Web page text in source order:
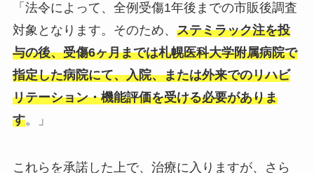
「法令によって、全例受傷1年後までの市販後調査
対象となります。そのため、 ステミラック注を投
与の後、受傷6ヶ月までは札幌医科大学附属病院で
指定した病院にて、入院、または外来でのリハビ
リテーション・機能評価を受ける必要がありま
す。」
これらを承諾した上で、治療に入りますが、さら